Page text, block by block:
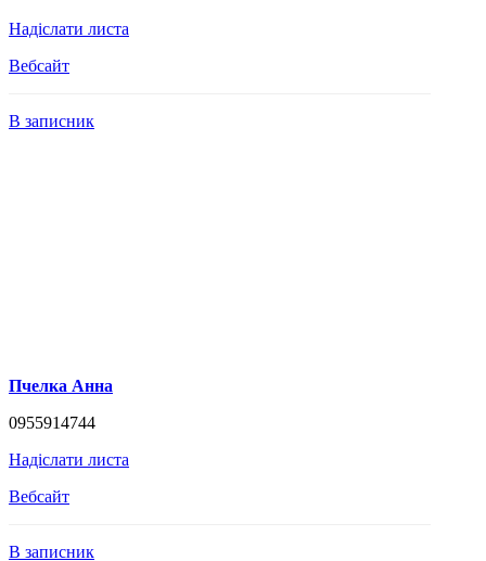
Надіслати листа
Вебсайт
В записник
Пчелка Анна
0955914744
Надіслати листа
Вебсайт
В записник